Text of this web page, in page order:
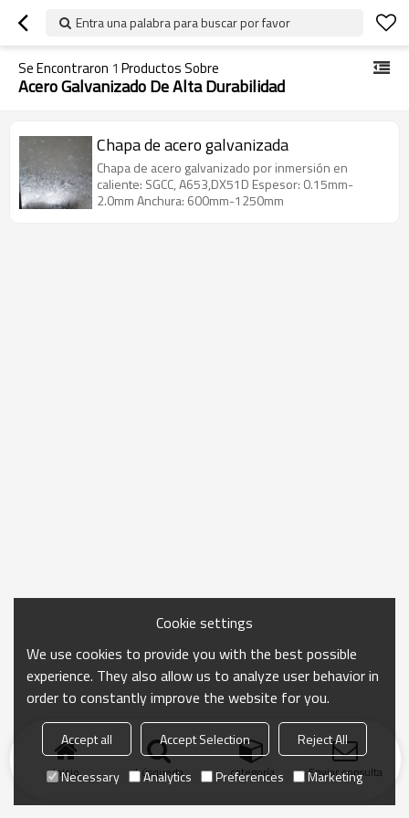
Entra una palabra para buscar por favor
Se Encontraron 1 Productos Sobre
Acero Galvanizado De Alta Durabilidad
Chapa de acero galvanizada
Chapa de acero galvanizado por inmersión en
caliente: SGCC, A653,DX51D Espesor: 0.15mm-
2.0mm Anchura: 600mm-1250mm
Inicio búsqueda categoría Enviar consulta
Cookie settings
We use cookies to provide you with the best possible
experience. They also allow us to analyze user behavior in
order to constantly improve the website for you.
Accept all Accept Selection
Reject All
Necessary
Analytics Preferences Marketing